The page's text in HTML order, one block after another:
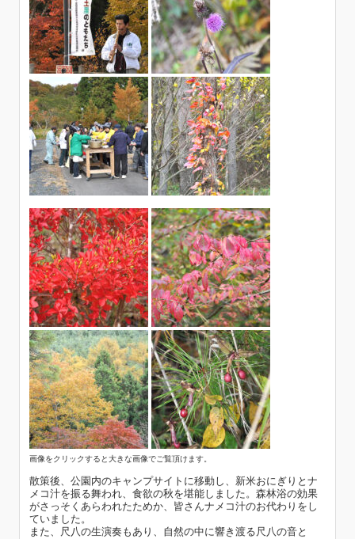
画像をクリックすると大きな画像でご覧頂けます。
散策後、公園内のキャンプサイトに移動し、新米おにぎりとナ
メコ汁を振る舞われ、食欲の秋を堪能しました。森林浴の効果
がさっそくあらわれたためか、皆さんナメコ汁のお代わりをし
ていました。
また、尺八の生演奏もあり、自然の中に響き渡る尺八の音と